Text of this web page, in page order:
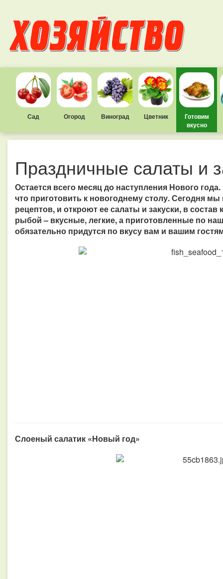
Сад Огород Виноград Цветник
Готовим
вкусно
Праздничные салаты и
Остается всего месяц до наступления Нового
что приготовить к новогоднему столу. Сегодня
рецептов, и откроют ее салаты и закуски, в
рыбой – вкусные, легкие, а приготовленные по
обязательно придутся по вкусу вам и вашим
Слоеный салатик «Новый год»